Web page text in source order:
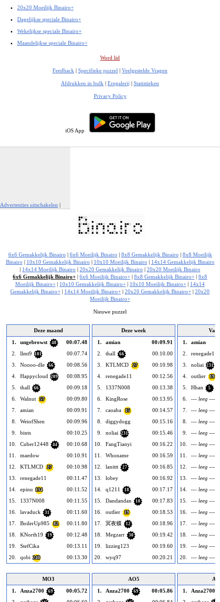
20x20 Moeilijk Binairo+
Dagelijkse speciale Binairo+
Wekelijkse speciale Binairo+
Maandelijkse speciale Binairo+
Word lid
Feedback | Specifieke puzzel | Veelgestelde Vragen
Afdrukken in bulk | Eregalerij | Statistieken
Privacy Policy
iOS App
Advertenties uitschakelen |
6x6 Gemakkelijk Binairo | 6x6 Moeilijk Binairo | 8x8 Gemakkelijk Binairo | 8x8 Moeilijk
Binairo | 10x10 Gemakkelijk Binairo | 10x10 Moeilijk Binairo | 14x14 Gemakkelijk Binairo
| 14x14 Moeilijk Binairo | 20x20 Gemakkelijk Binairo | 20x20 Moeilijk Binairo
6x6 Gemakkelijk Binairo+ | 6x6 Moeilijk Binairo+ | 8x8 Gemakkelijk Binairo+ | 8x8
Moeilijk Binairo+ | 10x10 Gemakkelijk Binairo+ | 10x10 Moeilijk Binairo+ | 14x14
Gemakkelijk Binairo+ | 14x14 Moeilijk Binairo+ | 20x20 Gemakkelijk Binairo+ | 20x20
Moeilijk Binairo+
Nieuwe puzzel
Deze maand
1.
ungebrowst 48
00:07.48
2.
llmt9 101
00:07.74
3.
Noooo-dle 66
00:08.56
4.
Happycloud 209
00:08.95
5.
thall 66
00:09.18
6.
Walnut 57
00:09.80
7.
amian
00:09.91
8.
WeiofShen
00:09.96
9.
bints
00:10.25
10.
Cuber12448 44
00:10.68
11.
maedow
00:10.91
12.
KTLMCD 27
00:10.98
13.
renegade11
00:11.47
14.
epinu 134
00:11.52
15.
1337N008
00:11.55
16.
lavaduck 31
00:11.60
17.
BoilerUp985 82
00:11.80
18.
KNorth19 19
00:12.48
19.
StefCika
00:13.11
20.
qobi 240 00:13.30
Deze week
1.
amian
00:09.91
2.
thall 66
00:10.00
3.
KTLMCD 27
00:10.98
4.
renegade11
00:12.56
5.
1337N008
00:13.38
6.
KingRose
00:13.95
7.
caoaba 15
00:14.57
8.
diggydogg
00:15.16
9.
noliai 231
00:15.46
10.
FangTianyi
00:16.22
11.
Whoname
00:16.59
12.
lanittt 27
00:16.85
13.
lobey
00:16.92
14.
q1211 18
00:17.17
15.
Dandandan 10
00:17.83
16.
outlier 19
00:18.53
17.
冥夜蝶 12
00:18.96
18.
Megzarr 30
00:19.42
19.
lizzieg123
00:19.60
20.
wyq97 00:20.21
1.
amian
2.
renegade11
3.
noliai 231
4. outlier 19
5. Hhan 5
6.
--- leeg ---
7.
--- leeg ---
8.
--- leeg ---
9.
--- leeg ---
10.
--- leeg ---
11.
--- leeg ---
12.
--- leeg ---
13.
--- leeg ---
14.
--- leeg ---
15.
--- leeg ---
16.
--- leeg ---
17.
--- leeg ---
18.
--- leeg ---
19.
--- leeg ---
20.
--- leeg ---
MO3
1.
Anza2700 69
00:05.72
AO5
1.
Anza2700 69
00:05.86
1.
Anza2700